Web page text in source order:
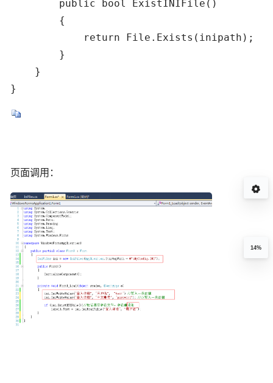
        public bool ExistINIFile()
        {
            return File.Exists(inipath);
        }
    }
}
页面调用：
14%